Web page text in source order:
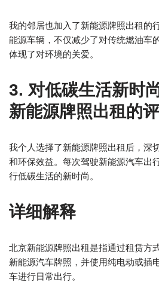
我的邻居也加入了新能源牌照出租的
能源车辆，不仅减少了对传统燃油车
体现了对环境的关爱。
3. 对低碳生活新时
新能源牌照出租的
我个人选择了新能源牌照出租后，深
和环保效益。每次驾驶新能源汽车出
行低碳生活的新时尚。
详细解释
北京新能源牌照出租是指通过租赁方
新能源汽车牌照，并使用纯电动或插
车进行日常出行。